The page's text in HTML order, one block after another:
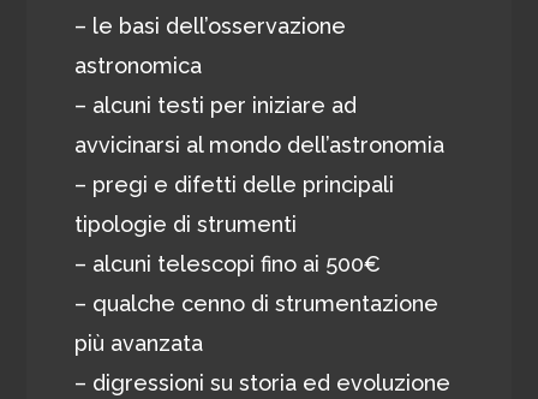
– le basi dell’osservazione
astronomica
– alcuni testi per iniziare ad
avvicinarsi al mondo dell’astronomia
– pregi e difetti delle principali
tipologie di strumenti
– alcuni telescopi fino ai 500€
– qualche cenno di strumentazione
più avanzata
– digressioni su storia ed evoluzione